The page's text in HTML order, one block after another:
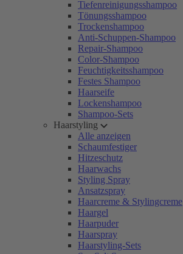
Tiefenreinigungsshampoo
Tönungsshampoo
Trockenshampoo
Anti-Schuppen-Shampoo
Repair-Shampoo
Color-Shampoo
Feuchtigkeitsshampoo
Festes Shampoo
Haarseife
Lockenshampoo
Shampoo-Sets
Haarstyling
Alle anzeigen
Schaumfestiger
Hitzeschutz
Haarwachs
Styling Spray
Ansatzspray
Haarcreme & Stylingcreme
Haargel
Haarpuder
Haarspray
Haarstyling-Sets